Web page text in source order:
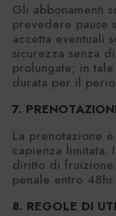
Gli abbonamenti
prevedere pause
accetta eventuali
sicurezza senza
prolungate; in
durata per il
7.
La prenotazione
capienza limitata.
diritto di
penale entro
8. REGOLE DI